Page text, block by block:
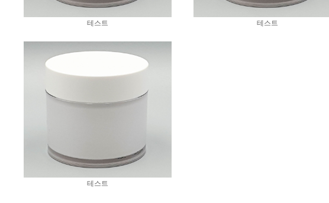
테스트 테스트
테스트